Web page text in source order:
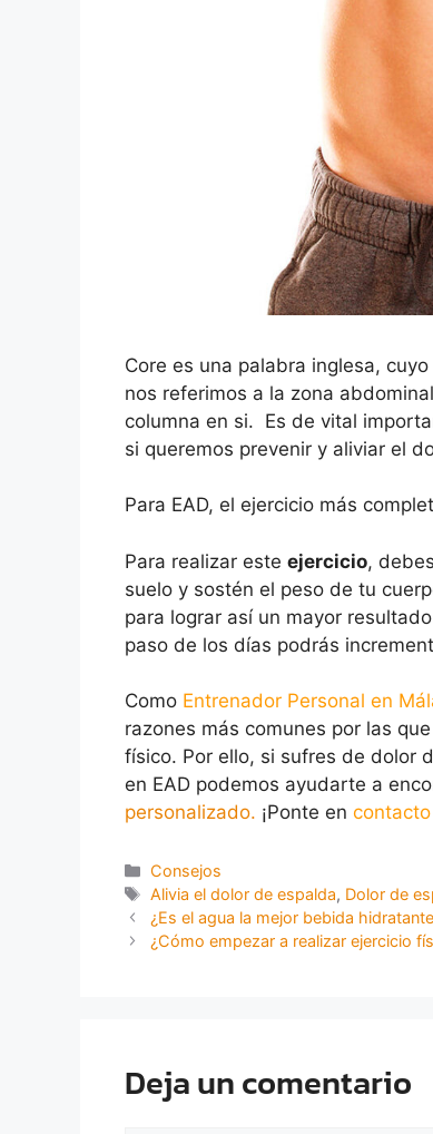
Core es una palabra inglesa,
nos referimos a la zona
columna en si. Es de vital
si queremos prevenir y aliviar el
Para EAD, el ejercicio más
Para realizar este ejercicio,
suelo y sostén el peso de tu
para lograr así un mayor
paso de los días podrás
Como Entrenador Personal en
razones más comunes por las
físico. Por ello, si sufres de dolor
en EAD podemos ayudarte a
personalizado. ¡Ponte en
Consejos
Alivia el dolor de espalda, Dolor de
¿Es el agua la mejor bebida
¿Cómo empezar a realizar ejercicio
Deja un comentario